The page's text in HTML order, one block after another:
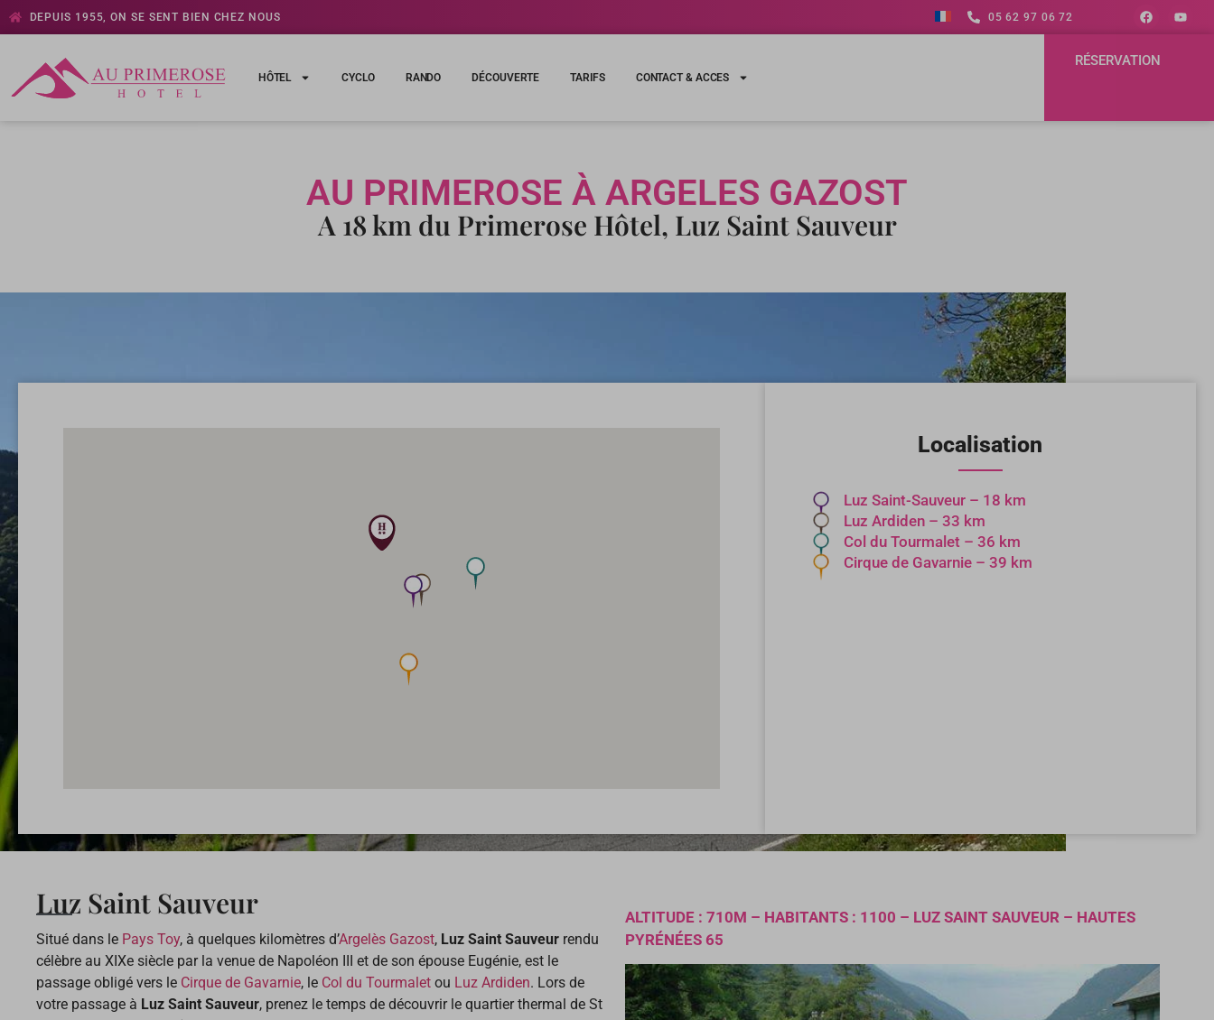
DEPUIS 1955, ON SE SENT BIEN CHEZ NOUS 05 62 97 06 72
HÔTEL CYCLO RANDO DÉCOUVERTE TARIFS CONTACT & ACCES
RÉSERVATION
AU PRIMEROSE À ARGELES GAZOST
A 18 km du Primerose Hôtel, Luz Saint Sauveur
Localisation
Luz Saint-Sauveur – 18 km
Luz Ardiden – 33 km
Col du Tourmalet – 36 km
Cirque de Gavarnie – 39 km
Luz Saint Sauveur
Situé dans le Pays Toy, à quelques kilomètres d’Argelès Gazost, Luz Saint Sauveur rendu
célèbre au XIXe siècle par la venue de Napoléon III et de son épouse Eugénie, est le
passage obligé vers le Cirque de Gavarnie, le Col du Tourmalet ou Luz Ardiden. Lors de
votre passage à Luz Saint Sauveur, prenez le temps de découvrir le quartier thermal de St
ALTITUDE : 710M – HABITANTS : 1100 – LUZ SAINT SAUVEUR – HAUTES
PYRÉNÉES 65